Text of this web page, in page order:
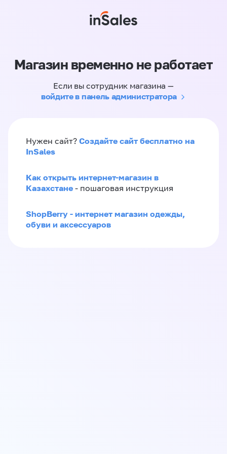
Магазин временно не работает
Если вы сотрудник магазина —
войдите в панель администратора
Нужен сайт? Создайте сайт бесплатно на
InSales
Как открыть интернет-магазин в
Казахстане - пошаговая инструкция
ShopBerry - интернет магазин одежды,
обуви и аксессуаров